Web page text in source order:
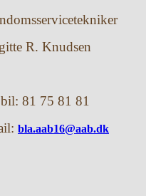
R. Knudsen
81 75 81 81
bla.aab16@aab.dk